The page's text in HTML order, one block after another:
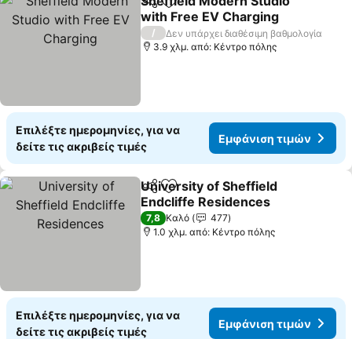
Κοινοποίηση
Προσθήκη στα αγαπημένα
with Free EV Charging
Εμφάνιση τιμών
/
Δεν υπάρχει διαθέσιμη βαθμολογία
3.9 χλμ. από: Κέντρο πόλης
Επιλέξτε ημερομηνίες, για να
δείτε τις ακριβείς τιμές
Εμφάνιση τιμών
Κοινοποίηση
Προσθήκη στα αγαπημένα
University of Sheffield
Endcliffe Residences
Εμφάνιση τιμών
7,8 Καλό
477
1.0 χλμ. από: Κέντρο πόλης
Επιλέξτε ημερομηνίες, για να
δείτε τις ακριβείς τιμές
Εμφάνιση τιμών